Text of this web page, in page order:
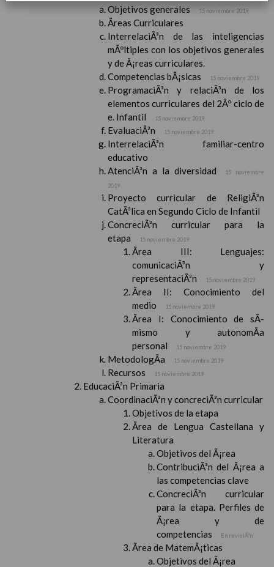
Objetivos generales 15 noviembre 2019
Ãreas Curriculares
InterrelaciÃ³n de las inteligencias
mÃºltiples con los objetivos generales
y de Ã¡reas curriculares.
Competencias bÃ¡sicas
15 noviembre 2019
ProgramaciÃ³n y relaciÃ³n de los
elementos curriculares del 2Âº ciclo de
e. Infantil
15 noviembre 2019
EvaluaciÃ³n 15 noviembre 2019
InterrelaciÃ³n familiar-centro
educativo
AtenciÃ³n a la diversidad
15 noviembre
2019
Proyecto curricular de ReligiÃ³n
CatÃ³lica en Segundo Ciclo de Infantil
ConcreciÃ³n curricular para la
etapa
15 noviembre 2019
Ãrea III: Lenguajes:
comunicaciÃ³n y
representaciÃ³n
15 noviembre 2019
Ãrea II: Conocimiento del
medio
15 noviembre 2019
Ãrea I: Conocimiento de sÃ­
mismo y autonomÃ­a
personal
15 noviembre 2019
MetodologÃ­a 15 noviembre 2019
Recursos 15 noviembre 2019
EducaciÃ³n Primaria
CoordinaciÃ³n y concreciÃ³n curricular
Objetivos de la etapa
Ãrea de Lengua Castellana y
Literatura
Objetivos del Ã¡rea
ContribuciÃ³n del Ã¡rea a
las competencias clave
ConcreciÃ³n curricular
para la etapa. Perfiles de
Ã¡rea y de
competencias
En revisiÃ³n
Ãrea de MatemÃ¡ticas
Objetivos del Ã¡rea